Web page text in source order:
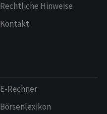
Rechtliche Hinweise
Kontakt
E-Rechner
Börsenlexikon